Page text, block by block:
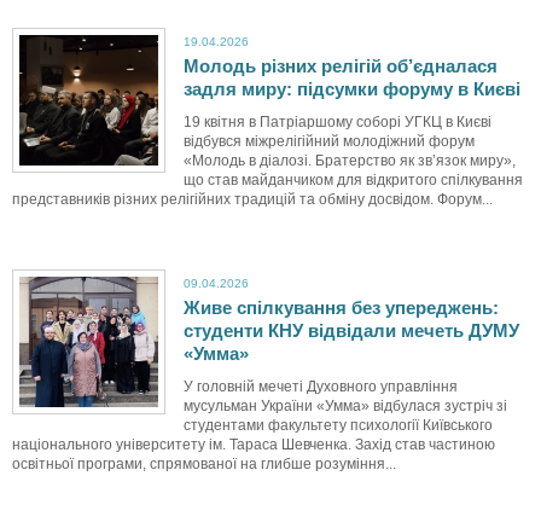
19.04.2026
Молодь різних релігій об’єдналася
задля миру: підсумки форуму в Києві
19 квітня в Патріаршому соборі УГКЦ в Києві
відбувся міжрелігійний молодіжний форум
«Молодь в діалозі. Братерство як зв’язок миру»,
що став майданчиком для відкритого спілкування
представників різних релігійних традицій та обміну досвідом. Форум...
09.04.2026
Живе спілкування без упереджень:
студенти КНУ відвідали мечеть ДУМУ
«Умма»
У головній мечеті Духовного управління
мусульман України «Умма» відбулася зустріч зі
студентами факультету психології Київського
національного університету ім. Тараса Шевченка. Захід став частиною
освітньої програми, спрямованої на глибше розуміння...